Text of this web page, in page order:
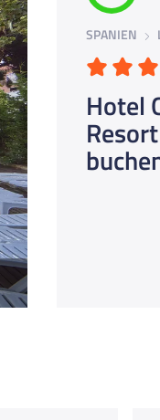
SPANIEN
Hotel